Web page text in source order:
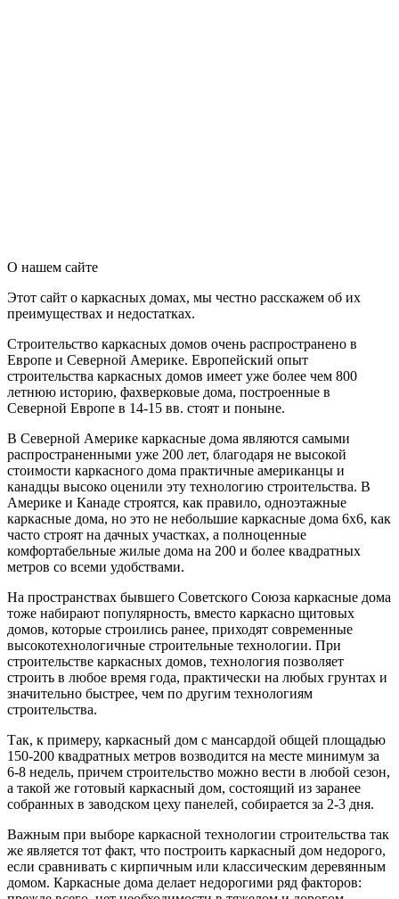
О нашем сайте
Этот сайт о каркасных домах, мы честно расскажем об их
преимуществах и недостатках.
Строительство каркасных домов очень распространено в
Европе и Северной Америке. Европейский опыт
строительства каркасных домов имеет уже более чем 800
летнюю историю, фахверковые дома, построенные в
Северной Европе в 14-15 вв. стоят и поныне.
В Северной Америке каркасные дома являются самыми
распространенными уже 200 лет, благодаря не высокой
стоимости каркасного дома практичные американцы и
канадцы высоко оценили эту технологию строительства. В
Америке и Канаде строятся, как правило, одноэтажные
каркасные дома, но это не небольшие каркасные дома 6х6, как
часто строят на дачных участках, а полноценные
комфортабельные жилые дома на 200 и более квадратных
метров со всеми удобствами.
На пространствах бывшего Советского Союза каркасные дома
тоже набирают популярность, вместо каркасно щитовых
домов, которые строились ранее, приходят современные
высокотехнологичные строительные технологии. При
строительстве каркасных домов, технология позволяет
строить в любое время года, практически на любых грунтах и
значительно быстрее, чем по другим технологиям
строительства.
Так, к примеру, каркасный дом с мансардой общей площадью
150-200 квадратных метров возводится на месте минимум за
6-8 недель, причем строительство можно вести в любой сезон,
а такой же готовый каркасный дом, состоящий из заранее
собранных в заводском цеху панелей, собирается за 2-3 дня.
Важным при выборе каркасной технологии строительства так
же является тот факт, что построить каркасный дом недорого,
если сравнивать с кирпичным или классическим деревянным
домом. Каркасные дома делает недорогими ряд факторов: